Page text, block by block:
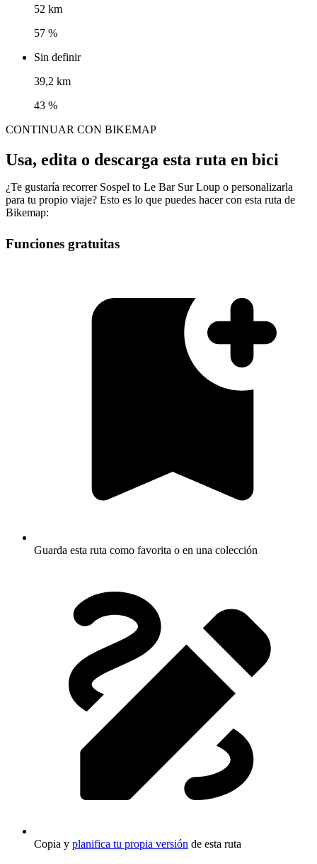
52 km
57 %
Sin definir
39,2 km
43 %
CONTINUAR CON BIKEMAP
Usa, edita o descarga esta ruta en bici
¿Te gustaría recorrer Sospel to Le Bar Sur Loup o personalizarla
para tu propio viaje? Esto es lo que puedes hacer con esta ruta de
Bikemap:
Funciones gratuitas
Guarda esta ruta como favorita o en una colección
Copia y planifica tu propia versión de esta ruta